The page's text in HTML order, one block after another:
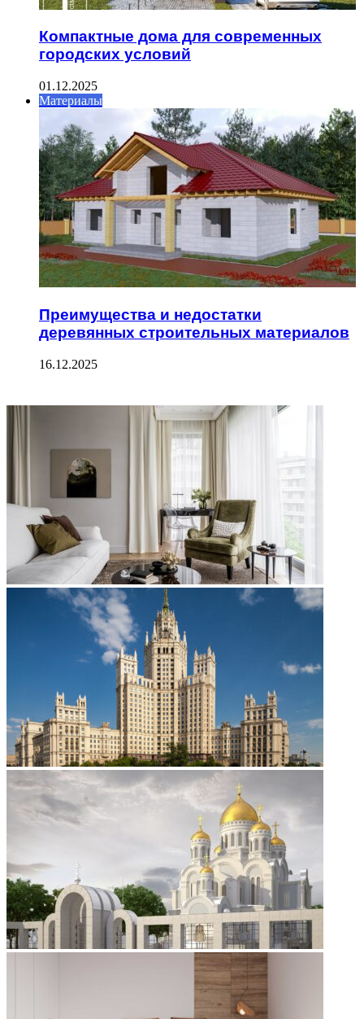
Компактные дома для современных
городских условий
01.12.2025
Материалы
Преимущества и недостатки
деревянных строительных материалов
16.12.2025